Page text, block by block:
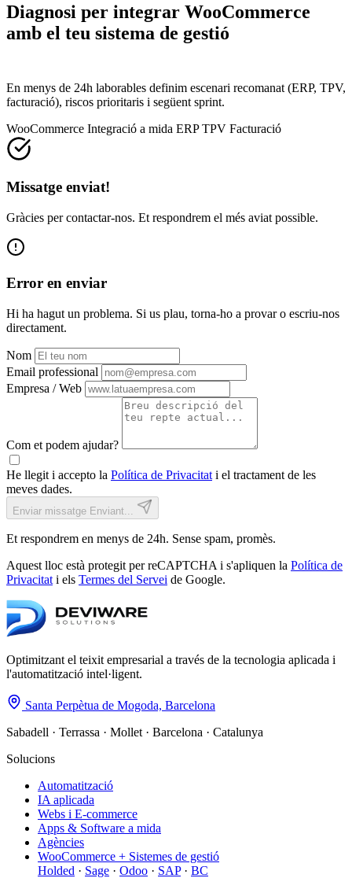
Diagnosi per integrar WooCommerce
amb el teu sistema de gestió
En menys de 24h laborables definim escenari recomanat (ERP, TPV,
facturació), riscos prioritaris i següent sprint.
WooCommerce Integració a mida ERPTPV Facturació
Missatge enviat!
Gràcies per contactar-nos. Et respondrem el més aviat possible.
Error en enviar
Hi ha hagut un problema. Si us plau, torna-ho a provar o escriu-nos
directament.
Nom
Email professional
Empresa / Web
Com et podem ajudar?
He llegit i accepto la Política de Privacitat i el tractament de les
meves dades.
Enviar missatge Enviant...
Et respondrem en menys de 24h. Sense spam, promès.
Aquest lloc està protegit per reCAPTCHA i s'apliquen la Política de
Privacitat i els Termes del Servei de Google.
Optimitzant el teixit empresarial a través de la tecnologia aplicada i
l'automatització intel·ligent.
Santa Perpètua de Mogoda, Barcelona
Sabadell · Terrassa · Mollet · Barcelona · Catalunya
Solucions
Automatització
IA aplicada
Webs i E-commerce
Apps & Software a mida
Agències
WooCommerce + Sistemes de gestió
Holded · Sage · Odoo · SAP · BC